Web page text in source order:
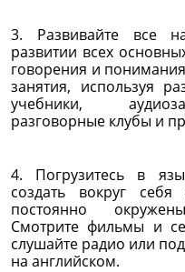
3. Развивайте все
развитии всех
говорения и
занятия, используя
учебники,
разговорные клубы и
4. Погрузитесь в
создать вокруг
постоянно
Смотрите фильмы и
слушайте радио или
на английском.